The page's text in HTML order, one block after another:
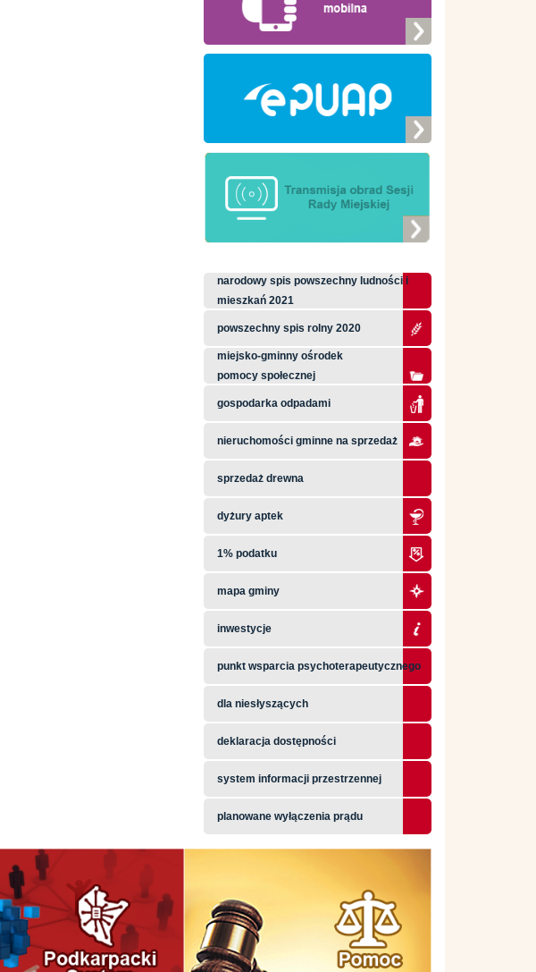
narodowy spis powszechny ludności i
mieszkań 2021
powszechny spis rolny 2020
miejsko-gminny ośrodek
pomocy społecznej
gospodarka odpadami
nieruchomości gminne na sprzedaż
sprzedaż drewna
dyżury aptek
1% podatku
mapa gminy
inwestycje
punkt wsparcia psychoterapeutycznego
dla niesłyszących
deklaracja dostępności
system informacji przestrzennej
planowane wyłączenia prądu